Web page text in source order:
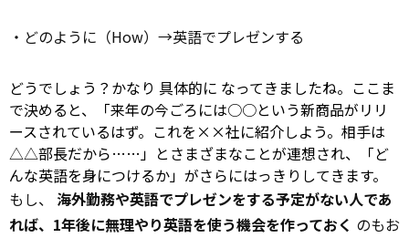
・どのように（How）→英語でプレゼンする
どうでしょう？かなり 具体的に なってきましたね。ここま
で決めると、「来年の今ごろには○○という新商品がリリ
ースされているはず。これを××社に紹介しよう。相手は
△△部長だから……」とさまざまなことが連想され、「ど
んな英語を身につけるか」がさらにはっきりしてきます。
もし、 海外勤務や英語でプレゼンをする予定がない人であ
れば、1年後に無理やり英語を使う機会を作っておく のもお